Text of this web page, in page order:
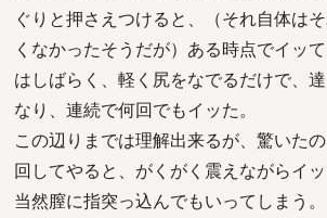
ぐりと押さえつけると、（それ自体は
くなかったそうだが）ある時点でイッ
はしばらく、軽く尻をなでるだけで、
なり、連続で何回でもイッた。
この辺りまでは理解出来るが、驚いた
回してやると、がくがく震えながらイッ
当然膣に指突っ込んでもいってしまう。